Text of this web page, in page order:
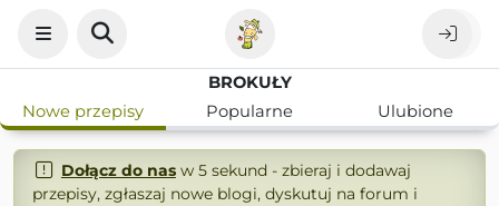
BROKUŁY
Nowe przepisy
Popularne Ulubione
Dołącz do nasw 5 sekund - zbieraj i dodawaj
przepisy, zgłaszaj nowe blogi, dyskutuj na forum i